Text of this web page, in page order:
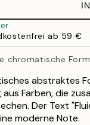
ab 59 €
chromatische Form
abstraktes
aus Farben, die
Der Text
moderne Note.